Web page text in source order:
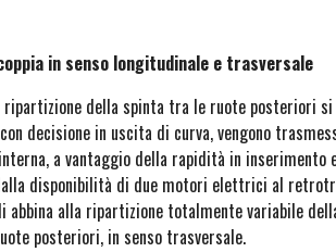
in senso longitudinale e trasversale
della spinta tra le ruote posteriori
decisione in uscita di curva, vengono
a vantaggio della rapidità in inserimento
disponibilità di due motori elettrici al
abbina alla ripartizione totalmente variabile
posteriori, in senso trasversale.